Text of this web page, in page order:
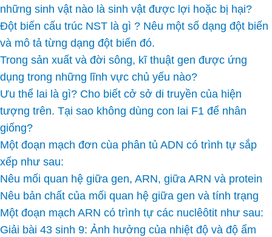
những sinh vật nào là sinh vật được lợi hoặc bị hại?
Đột biến cấu trúc NST là gì ? Nêu một số dạng đột biến
và mô tả từng dạng đột biến đó.
Trong sản xuất và đời sông, kĩ thuật gen được ứng
dụng trong những lĩnh vực chủ yếu nào?
Ưu thể lai là gì? Cho biết cở sở di truyền của hiện
tượng trên. Tại sao không dùng con lai F1 để nhân
giống?
Một đoạn mạch đơn cùa phân tủ ADN có trình tự sắp
xếp như sau:
Nêu mối quan hệ giữa gen, ARN, giữa ARN và protein
Nêu bản chất của mối quan hệ giữa gen và tính trạng
Một đoạn mạch ARN có trình tự các nuclêôtit như sau:
Giải bài 43 sinh 9: Ảnh hưởng của nhiệt độ và độ ẩm